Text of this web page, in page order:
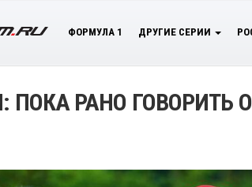
ФОРМУЛА 1 ДРУГИЕ СЕРИИ
ПОКА РАНО ГОВОРИТЬ